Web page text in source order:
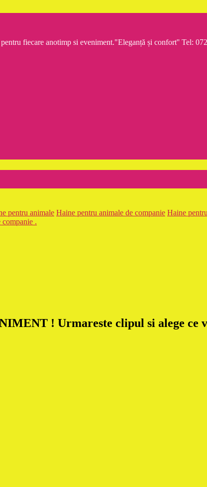
fiecare anotimp si eveniment."Eleganță și confort'' Tel:
pentru animale Haine pentru animale de companie Haine
companie .
! Urmareste clipul si alege ce